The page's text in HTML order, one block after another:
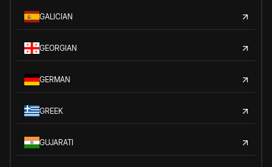
GALICIAN
GEORGIAN
GERMAN
GREEK
GUJARATI